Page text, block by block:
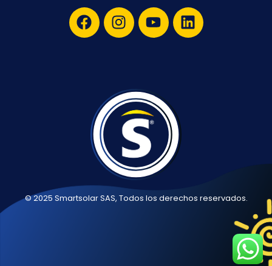
© 2025 Smartsolar SAS, Todos los derechos reservados.